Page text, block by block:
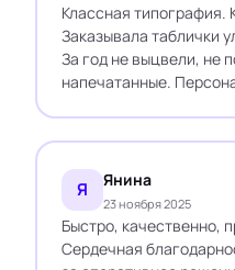
Классная типография.
Заказывала таблички
За год не выцвели, не
напечатанные.
Я Янина
23 ноября 2025
Быстро, качественно,
Сердечная